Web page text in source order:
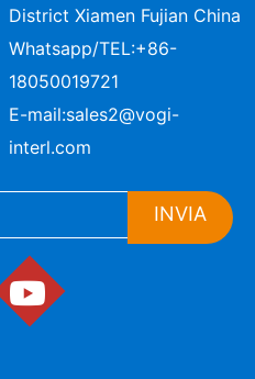
District Xiamen Fujian China
Whatsapp/TEL:+86-
18050019721
E-mail:sales2@vogi-
interl.com
INVIA